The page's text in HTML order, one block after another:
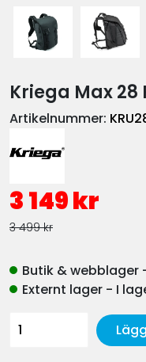
Kriega Max 28
Artikelnummer:
3 149 kr
3 499 kr
Butik & webblager
Externt lager - I